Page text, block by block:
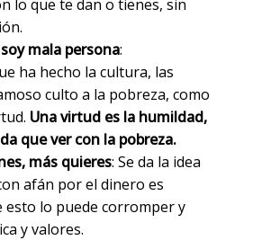
lo que te dan o tienes, sin
mala persona:
ha hecho la cultura, las
culto a la pobreza, como
Una virtud es la humildad,
que ver con la pobreza.
más quieres: Se da la idea
afán por el dinero es
esto lo puede corromper y
y valores.